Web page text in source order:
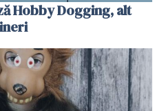
Hobby Dogging, alt